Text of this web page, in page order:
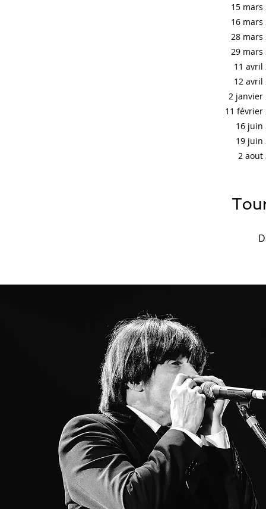
15 mars
16 mars
28 mars
29 mars
11 avril
12 avril
2 janvier
11 février
16 juin
19 juin
2 aout